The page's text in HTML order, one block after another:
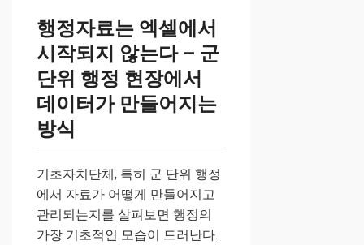
행정자료는 엑셀에서
시작되지 않는다 – 군
단위 행정 현장에서
데이터가 만들어지는
방식
기초자치단체, 특히 군 단위 행정
에서 자료가 어떻게 만들어지고
관리되는지를 살펴보면 행정의
가장 기초적인 모습이 드러난다.